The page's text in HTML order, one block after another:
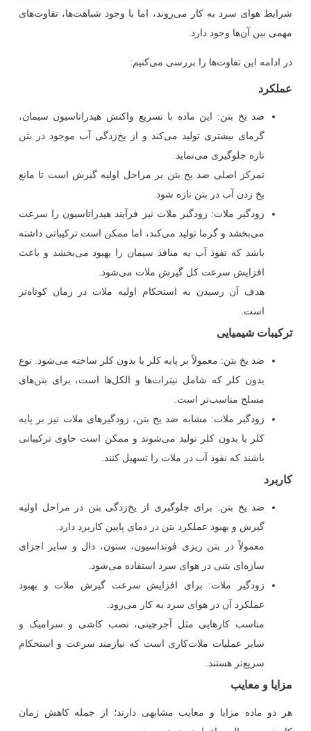
شرایط هوای سرد به کار می‌روند، اما با وجود شباهت‌ها، تفاوت‌های
مهمی بین آن‌ها وجود دارد.
در ادامه این تفاوت‌ها را بررسی می‌کنیم:
عملکرد
ضد یخ بتن: این ماده با تسریع واکنش هیدراتاسیون سیمان،
گرمای بیشتری تولید می‌کند و از یخ‌زدگی آب موجود در بتن
تازه جلوگیری می‌نماید.
تمرکز اصلی ضد یخ بتن بر مراحل اولیه گیرش است تا مانع
یخ زدن آب در بتن تازه شود.
زودگیر ملات: زودگیر ملات نیز فرآیند هیدراتاسیون را سرعت
می‌بخشد و گرما تولید می‌کند، اما ممکن است ترکیباتی داشته
باشد که نفوذ آب به منافذ سیمان را بهبود می‌بخشد و باعث
افزایش سرعت کل گیرش ملات می‌شود.
هدف آن رسیدن به استحکام اولیه ملات در زمان کوتاه‌تر
است.
ترکیبات شیمیایی
ضد یخ بتن: معمولاً بر پایه کلر یا بدون کلر ساخته می‌شود. نوع
بدون کلر که شامل نیترات‌ها و الکل‌ها است، برای بتن‌های
مسلح مناسب‌تر است.
زودگیر ملات: مشابه ضد یخ بتن، زودگیرهای ملات نیز بر پایه
کلر یا بدون کلر تولید می‌شوند و ممکن است حاوی ترکیباتی
باشند که نفوذ آب در ملات را تسهیل کنند.
کاربرد
ضد یخ بتن: برای جلوگیری از یخ‌زدگی بتن در مراحل اولیه
گیرش و بهبود عملکرد بتن در دمای پایین کاربرد دارد.
معمولاً در بتن ریزی فونداسیون، ستون، دال و سایر اجزای
سازه‌ای بتنی در هوای سرد استفاده می‌شود.
زودگیر ملات: برای افزایش سرعت گیرش ملات و بهبود
عملکرد آن در هوای سرد به کار می‌رود.
مناسب کارهایی مثل آجرچینی، نصب کاشی و سرامیک و
سایر عملیات ملات‌کاری است که نیازمند سرعت و استحکام
سریع‌تر هستند.
مزایا و معایب
هر دو ماده مزایا و معایب مشابهی دارند؛ از جمله کاهش زمان